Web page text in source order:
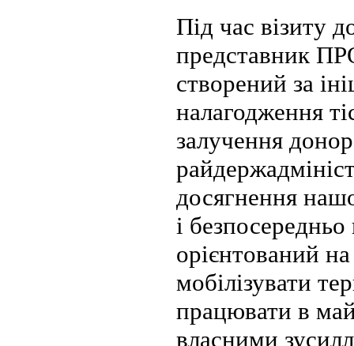
Під час візиту
представник
створений за
налагодження
залучення
досягнення
і
орієнтований
мобілізувати
працювати в
власними